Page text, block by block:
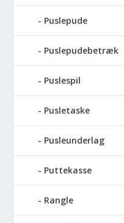
Puslepude
Puslepudebetræk
Puslespil
Pusletaske
Pusleunderlag
Puttekasse
Rangle